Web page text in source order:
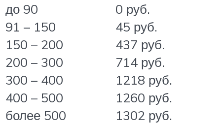
до 90
0 руб.
91 – 150
45 руб.
150 – 200
437 руб.
200 – 300
714 руб.
300 – 400
1218 руб.
400 – 500
1260 руб.
более 500
1302 руб.